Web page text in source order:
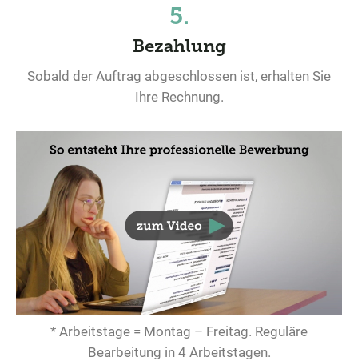
5.
Bezahlung
Sobald der Auftrag abgeschlossen ist, erhalten Sie
Ihre Rechnung.
* Arbeitstage = Montag – Freitag. Reguläre
Bearbeitung in 4 Arbeitstagen.